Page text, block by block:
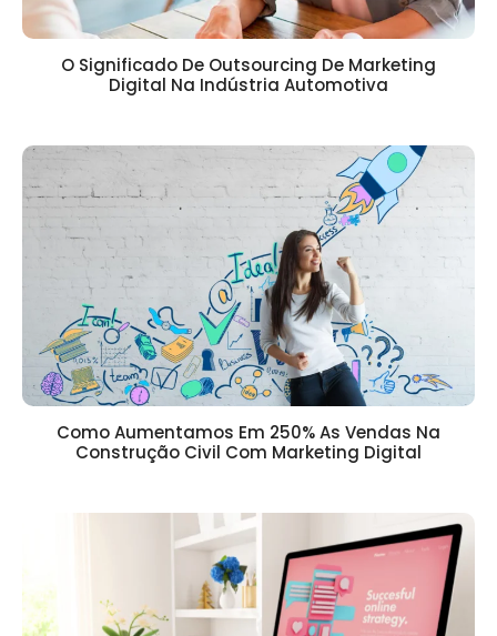
O Significado De Outsourcing De Marketing
Digital Na Indústria Automotiva
Como Aumentamos Em 250% As Vendas Na
Construção Civil Com Marketing Digital